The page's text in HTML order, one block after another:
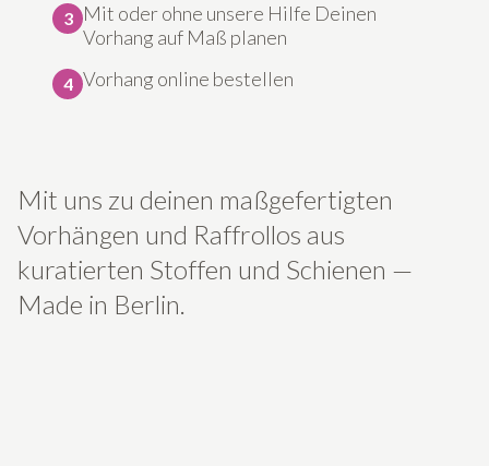
3
Mit oder ohne unsere Hilfe Deinen
Vorhang auf Maß planen
4 Vorhang online bestellen
Mit uns zu deinen maß­ge­fer­tig­ten
Vorhängen und Raffrollos aus
kuratierten Stoffen und Schienen —
Made in Berlin.